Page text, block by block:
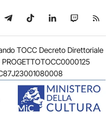
su WhatsApp
Seguici su Telegram
Seguici su TikTok
Seguici su
Seguici
TOCC Decreto Direttoriale